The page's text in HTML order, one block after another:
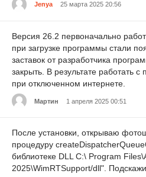
Jenya 25 марта 2025 20:56
Версия 26.2 первоначально
при загрузке программы стали
заставок от разработчика
закрыть. В результате работать
при отключенном интернете.
Мартин 1 апреля 2025 00:51
После установки, открываю
процедуру
библиотеке DLL C:\ Program
2025\WimRTSupport/dll".